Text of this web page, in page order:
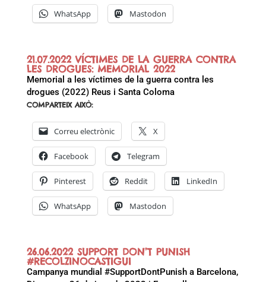
WhatsApp Mastodon
21.07.2022 VÍCTIMES DE LA GUERRA CONTRA
LES DROGUES: MEMORIAL 2022
Memorial a les víctimes de la guerra contra les
drogues (2022) Reus i Santa Coloma
COMPARTEIX AIXÒ:
Correu electrònic X
Facebook Telegram
Pinterest Reddit LinkedIn
WhatsApp Mastodon
26.06.2022 SUPPORT DON’T PUNISH
#RECOLZINOCASTIGUI
Campanya mundial #SupportDontPunish a Barcelona,